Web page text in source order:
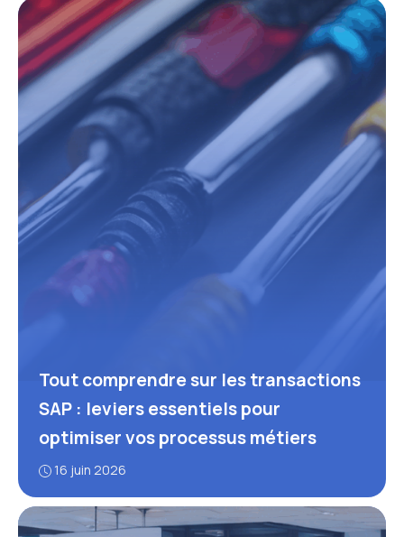
Tout comprendre sur les transactions
SAP : leviers essentiels pour
optimiser vos processus métiers
16 juin 2026